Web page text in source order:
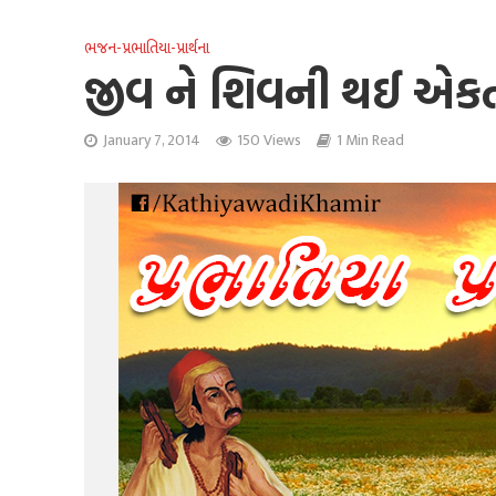
ભજન-પ્રભાતિયા-પ્રાર્થના
જીવ ને શિવની થઈ
January 7, 2014 150 Views 1 Min Read